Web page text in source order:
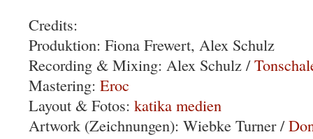
Credits:
Produktion: Fiona Frewert, Alex Schulz
Recording & Mixing: Alex Schulz /
Mastering: Eroc
Layout & Fotos: katika medien
Artwork (Zeichnungen): Wiebke Turner /